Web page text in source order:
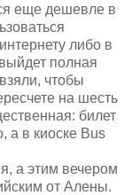
еще дешевле в
либо в
полная
чтобы
на шесть
билет
а в киоске Bus
а этим вечером
от Алены.